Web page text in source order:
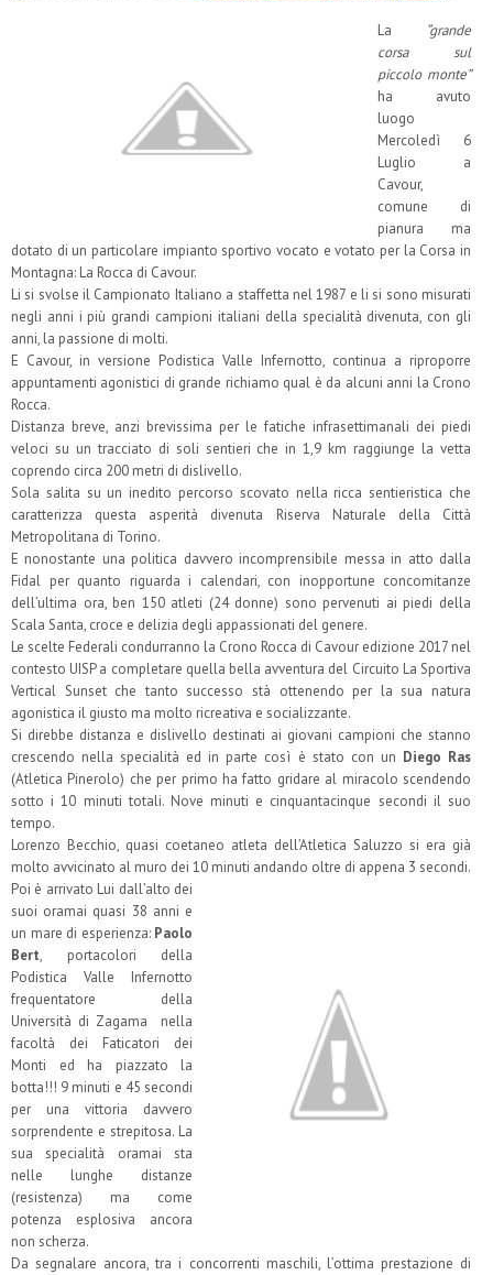
La
“grande
corsa sul
piccolo monte”
ha avuto
luogo
Mercoledì 6
Luglio a
Cavour,
comune di
pianura ma
dotato di un particolare impianto sportivo vocato e votato per la Corsa in
Montagna: La Rocca di Cavour.
Li si svolse il Campionato Italiano a staffetta nel 1987 e li si sono misurati
negli anni i più grandi campioni italiani della specialità divenuta, con gli
anni, la passione di molti.
E Cavour, in versione Podistica Valle Infernotto, continua a riproporre
appuntamenti agonistici di grande richiamo qual è da alcuni anni la Crono
Rocca.
Distanza breve, anzi brevissima per le fatiche infrasettimanali dei piedi
veloci su un tracciato di soli sentieri che in 1,9 km raggiunge la vetta
coprendo circa 200 metri di dislivello.
Sola salita su un inedito percorso scovato nella ricca sentieristica che
caratterizza questa asperità divenuta Riserva Naturale della Città
Metropolitana di Torino.
E nonostante una politica davvero incomprensibile messa in atto dalla
Fidal per quanto riguarda i calendari, con inopportune concomitanze
dell’ultima ora, ben 150 atleti (24 donne) sono pervenuti ai piedi della
Scala Santa, croce e delizia degli appassionati del genere.
Le scelte Federali condurranno la Crono Rocca di Cavour edizione 2017 nel
contesto UISP a completare quella bella avventura del Circuito La Sportiva
Vertical Sunset che tanto successo stà ottenendo per la sua natura
agonistica il giusto ma molto ricreativa e socializzante.
Si direbbe distanza e dislivello destinati ai giovani campioni che stanno
crescendo nella specialità ed in parte così è stato con un Diego Ras
(Atletica Pinerolo) che per primo ha fatto gridare al miracolo scendendo
sotto i 10 minuti totali. Nove minuti e cinquantacinque secondi il suo
tempo.
Lorenzo Becchio, quasi coetaneo atleta dell’Atletica Saluzzo si era già
molto avvicinato al muro dei 10 minuti andando oltre di appena 3 secondi.
Poi è arrivato Lui dall’alto dei
suoi oramai quasi 38 anni e
un mare di esperienza: Paolo
Bert, portacolori della
Podistica Valle Infernotto
frequentatore della
Università di Zagama nella
facoltà dei Faticatori dei
Monti ed ha piazzato la
botta!!! 9 minuti e 45 secondi
per una vittoria davvero
sorprendente e strepitosa. La
sua specialità oramai sta
nelle lunghe distanze
(resistenza) ma come
potenza esplosiva ancora
non scherza.
Da segnalare ancora, tra i concorrenti maschili, l’ottima prestazione di